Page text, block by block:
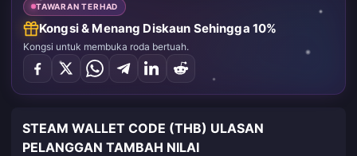
TAWARAN TERHAD
Kongsi & Menang Diskaun Sehingga 10%
Kongsi untuk membuka roda bertuah.
STEAM WALLET CODE (THB) ULASAN
PELANGGAN TAMBAH NILAI